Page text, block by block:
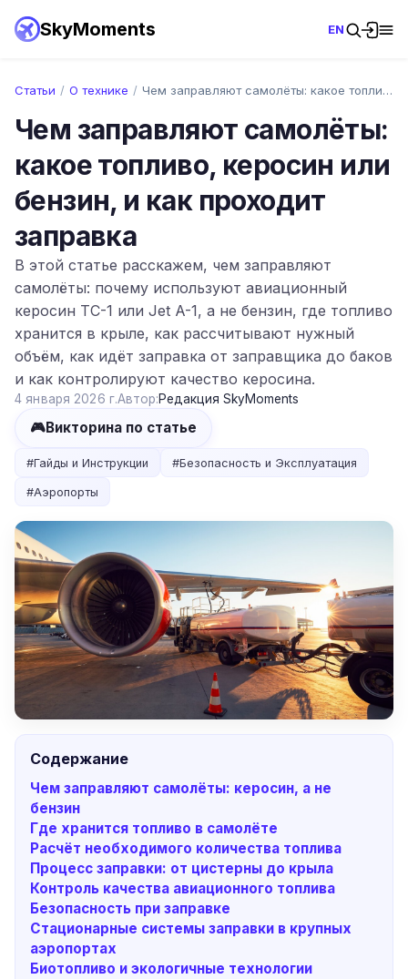
SkyMoments EN
Статьи / О технике / Чем заправляют самолёты: какое топливо, …
Чем заправляют самолёты:
какое топливо, керосин или
бензин, и как проходит
заправка
В этой статье расскажем, чем заправляют
самолёты: почему используют авиационный
керосин ТС-1 или Jet A-1, а не бензин, где топливо
хранится в крыле, как рассчитывают нужный
объём, как идёт заправка от заправщика до баков
и как контролируют качество керосина.
4 января 2026 г.Автор:Редакция SkyMoments
🎮Викторина по статье
#Гайды и Инструкции #Безопасность и Эксплуатация
#Аэропорты
Содержание
Чем заправляют самолёты: керосин, а не
бензин
Где хранится топливо в самолёте
Расчёт необходимого количества топлива
Процесс заправки: от цистерны до крыла
Контроль качества авиационного топлива
Безопасность при заправке
Стационарные системы заправки в крупных
аэропортах
Биотопливо и экологичные технологии